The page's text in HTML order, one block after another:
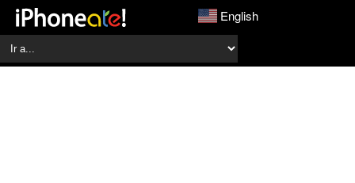
English